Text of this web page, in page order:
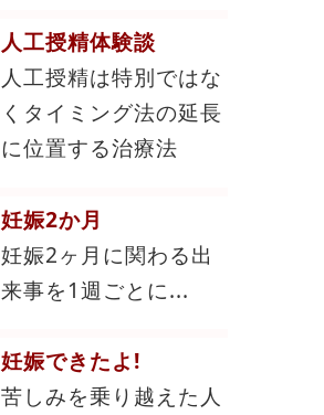
人工授精体験談
人工授精は特別ではな
くタイミング法の延長
に位置する治療法
妊娠2か月
妊娠2ヶ月に関わる出
来事を1週ごとに...
妊娠できたよ!
苦しみを乗り越えた人